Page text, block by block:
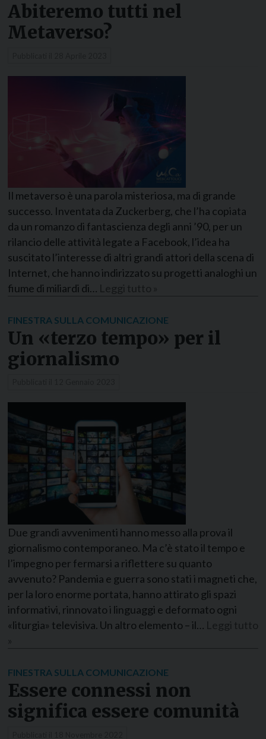
Abiteremo tutti nel
Metaverso?
Il metaverso è una parola misteriosa, ma di grande
successo. Inventata da Zuckerberg, che l’ha copiata
da un romanzo di fantascienza degli anni ’90, per un
rilancio delle attività legate a Facebook, l’idea ha
suscitato l’interesse di altri grandi attori della scena di
Internet, che hanno indirizzato su progetti analoghi un
fiume di miliardi di…
FINESTRA SULLA COMUNICAZIONE
Un «terzo tempo» per il
giornalismo
Due grandi avvenimenti hanno messo alla prova il
giornalismo contemporaneo. Ma c’è stato il tempo e
l’impegno per fermarsi a riflettere su quanto
avvenuto? Pandemia e guerra sono stati i magneti che,
per la loro enorme portata, hanno attirato gli spazi
informativi, rinnovato i linguaggi e deformato ogni
«liturgia» televisiva. Un altro elemento – il…
FINESTRA SULLA COMUNICAZIONE
Essere connessi non
significa essere comunità